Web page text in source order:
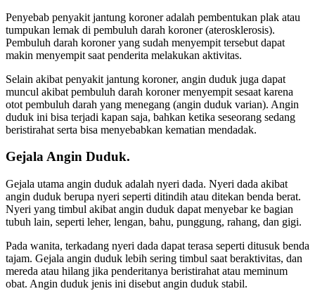
Penyebab penyakit jantung koroner adalah pembentukan plak atau
tumpukan lemak di pembuluh darah koroner (aterosklerosis).
Pembuluh darah koroner yang sudah menyempit tersebut dapat
makin menyempit saat penderita melakukan aktivitas.
Selain akibat penyakit jantung koroner, angin duduk juga dapat
muncul akibat pembuluh darah koroner menyempit sesaat karena
otot pembuluh darah yang menegang (angin duduk varian). Angin
duduk ini bisa terjadi kapan saja, bahkan ketika seseorang sedang
beristirahat serta bisa menyebabkan kematian mendadak.
Gejala Angin Duduk.
Gejala utama angin duduk adalah nyeri dada. Nyeri dada akibat
angin duduk berupa nyeri seperti ditindih atau ditekan benda berat.
Nyeri yang timbul akibat angin duduk dapat menyebar ke bagian
tubuh lain, seperti leher, lengan, bahu, punggung, rahang, dan gigi.
Pada wanita, terkadang nyeri dada dapat terasa seperti ditusuk benda
tajam. Gejala angin duduk lebih sering timbul saat beraktivitas, dan
mereda atau hilang jika penderitanya beristirahat atau meminum
obat. Angin duduk jenis ini disebut angin duduk stabil.